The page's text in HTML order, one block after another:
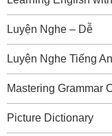
Luyện Nghe – Dễ
Luyện Nghe Tiếng
Mastering Grammar
Picture Dictionary